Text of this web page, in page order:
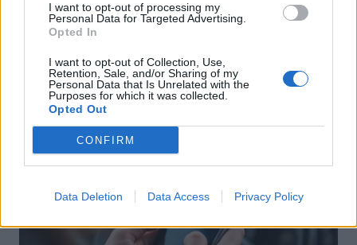
I want to opt-out of processing my
Personal Data for Targeted Advertising.
Opted In
I want to opt-out of Collection, Use,
Retention, Sale, and/or Sharing of my
Personal Data that Is Unrelated with the
Purposes for which it was collected.
Opted Out
CONFIRM
Data Deletion Data Access Privacy Policy
Fatigue au volant : un conducteur
bloqué sur la voie ferrée après une
sortie de route dramatique
Auto Pour Vous 4 août 2026